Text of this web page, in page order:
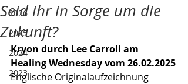
2026
2025
2024
2023
Seid ihr in Sorge um die
Zukunft?
Kryon durch Lee Carroll am
Healing Wednesday vom 26.02.2025
Englische Originalaufzeichnung